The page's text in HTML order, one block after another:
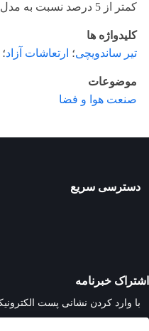
کمتر از 5 درصد نسبت به مدل سه بعدی پیش‌بینی کند.
کلیدواژه ها
تیر ساندویچی؛ ارتعاشات آزاد؛
موضوعات
صنعت هوا و فضا
دسترسی سریع
اشتراک خبرنامه
با وارد کردن نشانی پست